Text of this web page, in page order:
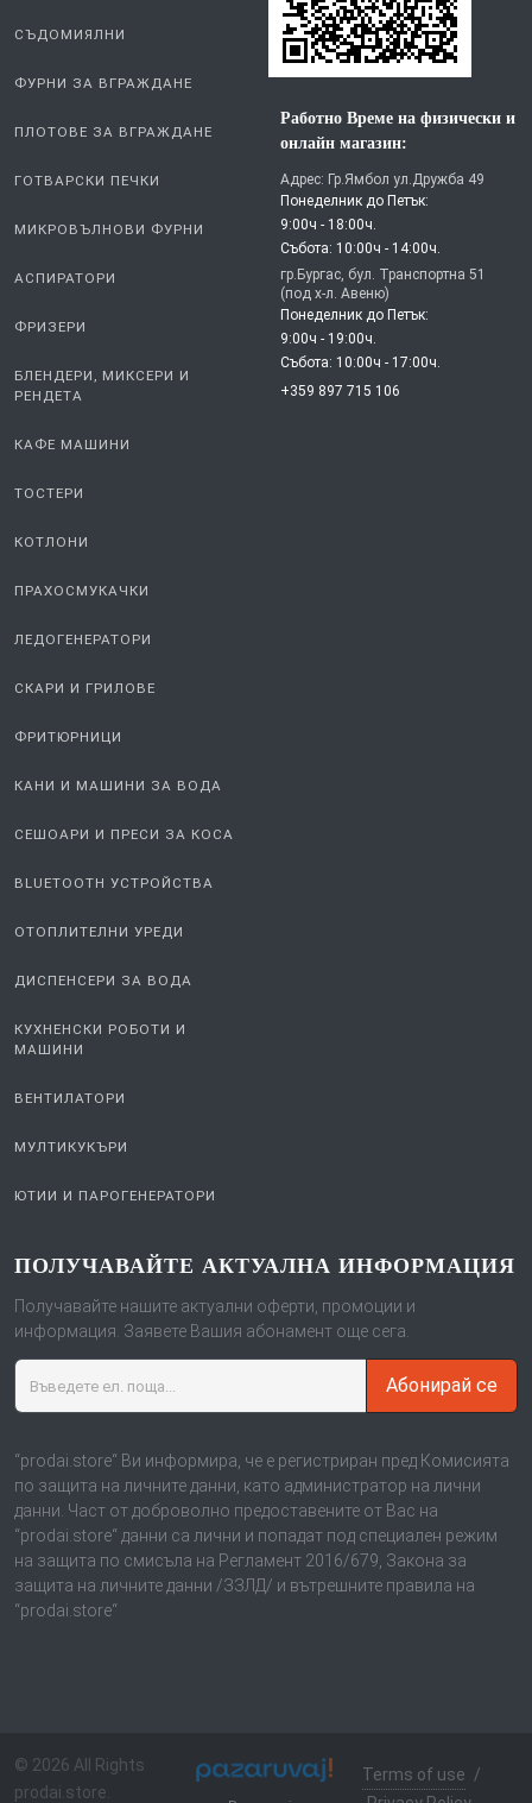
СЪДОМИЯЛНИ
ФУРНИ ЗА ВГРАЖДАНЕ
ПЛОТОВЕ ЗА ВГРАЖДАНЕ
ГОТВАРСКИ ПЕЧКИ
МИКРОВЪЛНОВИ ФУРНИ
АСПИРАТОРИ
ФРИЗЕРИ
БЛЕНДЕРИ, МИКСЕРИ И
РЕНДЕТА
КАФЕ МАШИНИ
ТОСТЕРИ
КОТЛОНИ
ПРАХОСМУКАЧКИ
ЛЕДОГЕНЕРАТОРИ
СКАРИ И ГРИЛОВЕ
ФРИТЮРНИЦИ
КАНИ И МАШИНИ ЗА ВОДА
СЕШОАРИ И ПРЕСИ ЗА КОСА
BLUETOOTH УСТРОЙСТВА
ОТОПЛИТЕЛНИ УРЕДИ
ДИСПЕНСЕРИ ЗА ВОДА
КУХНЕНСКИ РОБОТИ И
МАШИНИ
ВЕНТИЛАТОРИ
МУЛТИКУКЪРИ
ЮТИИ И ПАРОГЕНЕРАТОРИ
Работно Време на физически и
онлайн магазин:
Адрес: Гр.Ямбол ул.Дружба 49
Понеделник до Петък:
9:00ч - 18:00ч.
Събота: 10:00ч - 14:00ч.
гр.Бургас, бул. Транспортна 51
(под х-л. Авеню)
Понеделник до Петък:
9:00ч - 19:00ч.
Събота: 10:00ч - 17:00ч.
+359 897 715 106
ПОЛУЧАВАЙТЕ АКТУАЛНА ИНФОРМАЦИЯ
Получавайте нашите актуални оферти, промоции и
информация. Заявете Вашия абонамент още сега.
Абонирай се
“prodai.store“ Ви информира, че е регистриран пред Комисията
по защита на личните данни, като администратор на лични
данни. Част от доброволно предоставените от Вас на
“prodai.store“ данни са лични и попадат под специален режим
на защита по смисъла на Регламент 2016/679, Закона за
защита на личните данни /ЗЗЛД/ и вътрешните правила на
“prodai.store“
© 2026 All Rights
prodai.store.
Terms of use /